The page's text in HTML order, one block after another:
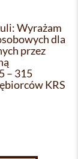
Wyrażam
dla
przez
– 315
KRS